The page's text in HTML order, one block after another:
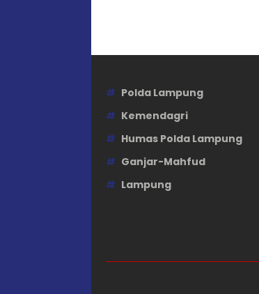
Polda Lampung
Kemendagri
Humas Polda Lampung
Ganjar-Mahfud
Lampung